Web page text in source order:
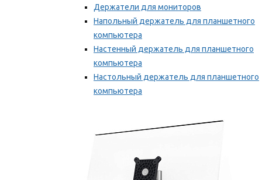
Держатели для мониторов
Напольный держатель для планшетного
компьютера
Настенный держатель для планшетного
компьютера
Настольный держатель для планшетного
компьютера